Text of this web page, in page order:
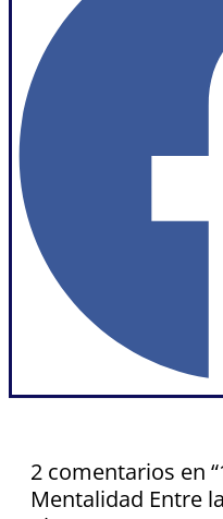
2 comentarios en
Mentalidad Entre